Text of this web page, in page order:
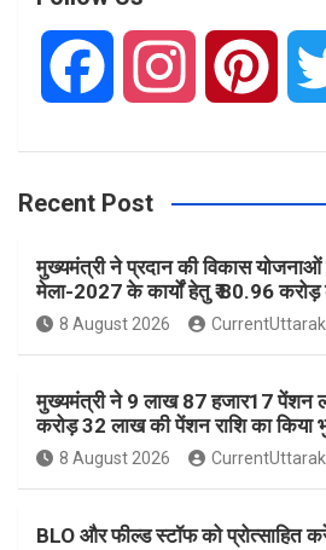
c
e
b
o
s
t
a
g
n
t
e
r
Recent Post
मुख्यमंत्री ने प्रदान की विकास
मेला-2027 के कार्यों हेतु ₹ 80.96 करोड़
8 August 2026
मुख्यमंत्री ने 9 लाख 87 हजार17 पेंशन
करोड़ 32 लाख की पेंशन राशि का किया
8 August 2026
BLO और फील्ड स्टॉफ को प्रोत्साहित